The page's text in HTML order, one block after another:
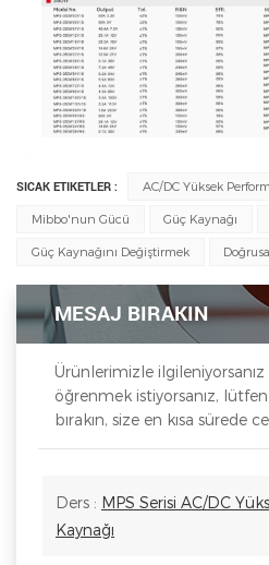
SICAK ETIKETLER : AC/DC Yüksek
Mibbo'nun Gücü Güç Kaynağı
Güç Kaynağını Değiştirmek
MESAJ BIRAKIN
Ürünlerimizle ilgileniyorsanız
öğrenmek istiyorsanız,
bırakın, size en kısa sürede
Ders : MPS Serisi AC/DC
Kaynağı